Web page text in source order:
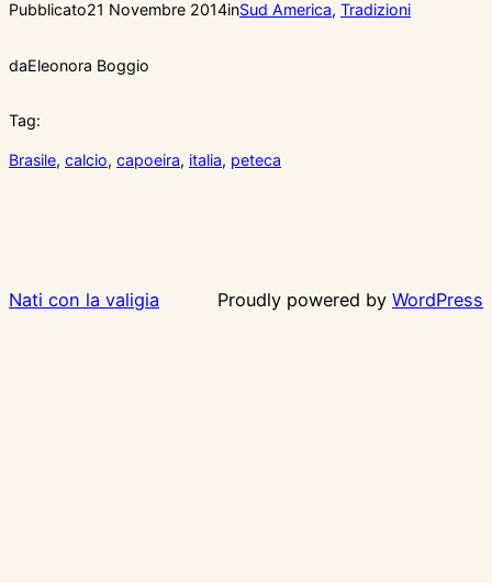
Pubblicato21 Novembre 2014inSud America, Tradizioni
daEleonora Boggio
Tag:
Brasile, calcio, capoeira, italia, peteca
Nati con la valigia Proudly powered by WordPress